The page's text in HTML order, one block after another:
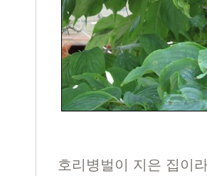
호리병벌이 지은 집이